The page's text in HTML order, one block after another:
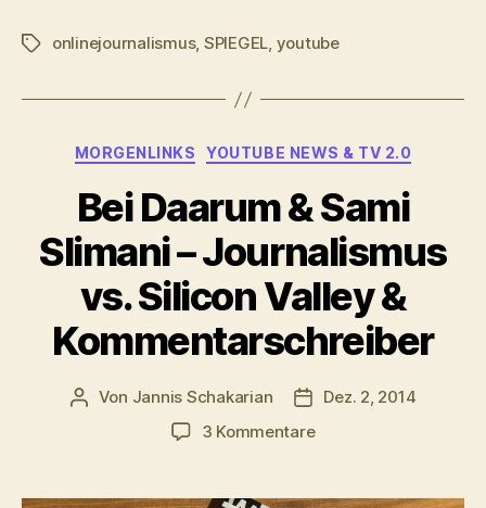
Schlagwörter
onlinejournalismus, SPIEGEL, youtube
Kategorien
MORGENLINKS YOUTUBE NEWS & TV 2.0
Bei Daarum & Sami
Slimani – Journalismus
vs. Silicon Valley &
Kommentarschreiber
Beitragsautor
Von Jannis Schakarian
Dez. 2, 2014
3 Kommentarezu
&